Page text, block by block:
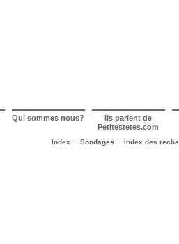
Qui sommes nous? Ils parlent de
Petitestetes.com
Index - Sondages - Index des